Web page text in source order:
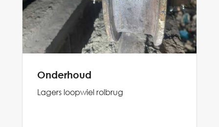
Onderhoud
Lagers loopwiel rolbrug